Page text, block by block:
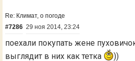
Re: Климат, о погоде
#7286 29 ноя 2014, 23:24
поехали покупать жене
выглядит в них как тетка
))